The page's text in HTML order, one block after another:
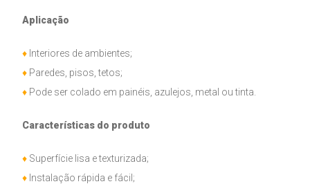
Aplicação
♦ Interiores de ambientes;
♦ Paredes, pisos, tetos;
♦ Pode ser colado em painéis, azulejos, metal ou tinta.
Características do produto
♦ Superfície lisa e texturizada;
♦ Instalação rápida e fácil;